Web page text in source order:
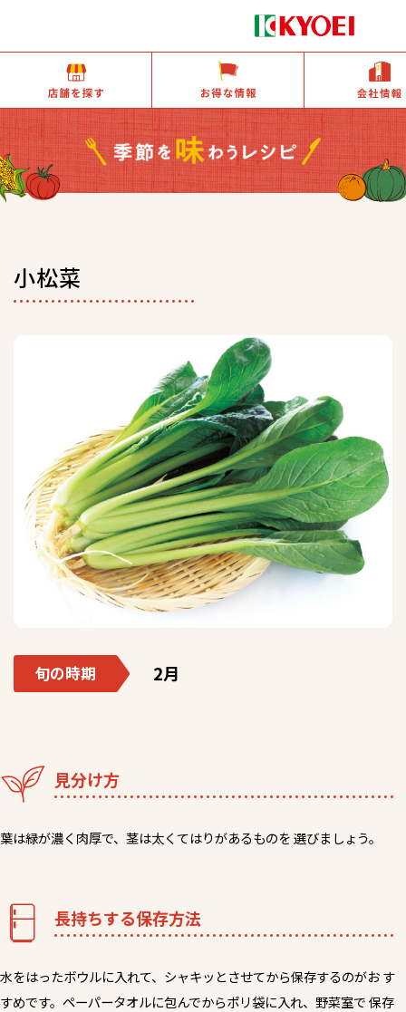
小松菜
旬の時期 2月
見分け方
葉は緑が濃く肉厚で、茎は太くてはりがあるものを 選びましょう。
長持ちする保存方法
水をはったボウルに入れて、シャキッとさせてから保存するのがお す
すめです。ペーパータオルに包んでからポリ袋に入れ、野菜室で 保存